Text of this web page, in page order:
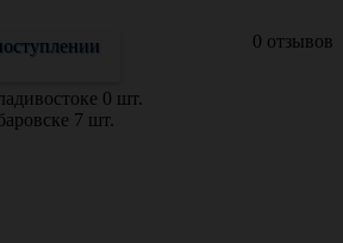
0 отзывов
0 шт.
7 шт.